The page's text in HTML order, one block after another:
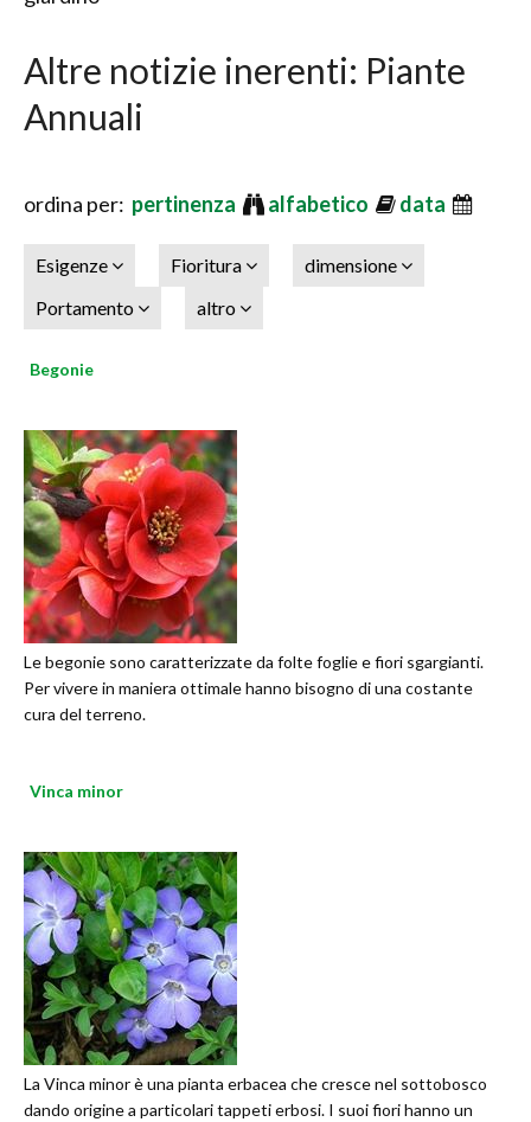
Altre notizie inerenti: Piante
Annuali
ordina per: pertinenza alfabetico data
Esigenze Fioritura
dimensione
Portamento
altro
Begonie
Le begonie sono caratterizzate da folte foglie e fiori sgargianti.
Per vivere in maniera ottimale hanno bisogno di una costante
cura del terreno.
Vinca minor
La Vinca minor è una pianta erbacea che cresce nel sottobosco
dando origine a particolari tappeti erbosi. I suoi fiori hanno un